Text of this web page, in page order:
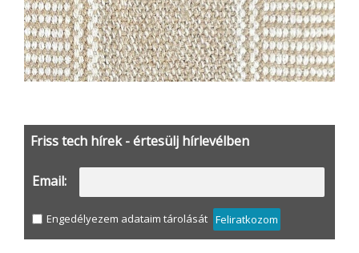
Friss tech hírek - értesülj hírlevélben
Email:
Engedélyezem adataim tárolását Feliratkozom